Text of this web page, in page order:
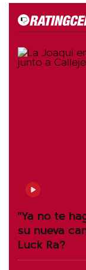
"Ya no te
su nueva
Luck Ra?